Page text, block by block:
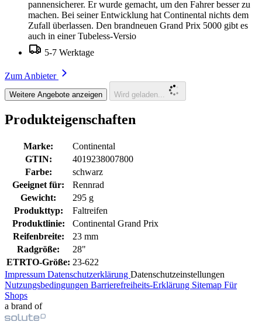
pannensicherer. Er wurde gemacht, um den Fahrer besser zu
machen. Bei seiner Entwicklung hat Continental nichts dem
Zufall überlassen. Den brandneuen Grand Prix 5000 gibt es
auch in einer Tubeless-Versio
5-7 Werktage
Zum Anbieter
Weitere Angebote anzeigen Wird geladen...
Produkteigenschaften
Marke:
Continental
GTIN:
4019238007800
Farbe:
schwarz
Geeignet für:
Rennrad
Gewicht:
295 g
Produkttyp:
Faltreifen
Produktlinie:
Continental Grand Prix
Reifenbreite:
23 mm
Radgröße:
28"
ETRTO-Größe: 23-622
Impressum Datenschutzerklärung Datenschutzeinstellungen
Nutzungsbedingungen Barrierefreiheits-Erklärung Sitemap Für
Shops
a brand of